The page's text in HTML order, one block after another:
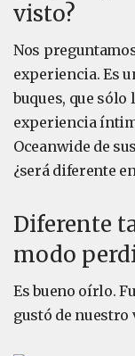
visto?
Nos
experiencia. Es
buques, que sólo
experiencia
Oceanwide de
¿será diferente
Diferente
modo
Es bueno oírlo.
gustó de nuestro